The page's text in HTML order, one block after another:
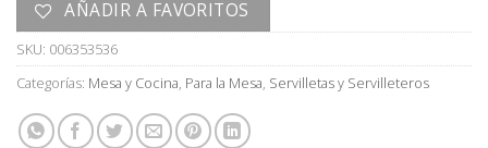
AÑADIR A FAVORITOS
SKU: 006353536
Categorías: Mesa y Cocina, Para la Mesa, Servilletas y Servilleteros